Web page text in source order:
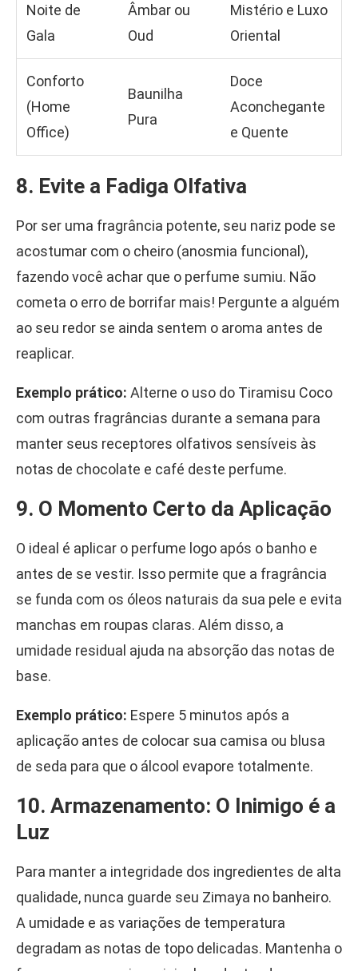
Noite de
Gala
Âmbar ou
Oud
Mistério e Luxo
Oriental
Conforto
(Home
Office)
Baunilha
Pura
Doce
Aconchegante
e Quente
8. Evite a Fadiga Olfativa
Por ser uma fragrância potente, seu nariz pode se
acostumar com o cheiro (anosmia funcional),
fazendo você achar que o perfume sumiu. Não
cometa o erro de borrifar mais! Pergunte a alguém
ao seu redor se ainda sentem o aroma antes de
reaplicar.
Exemplo prático: Alterne o uso do Tiramisu Coco
com outras fragrâncias durante a semana para
manter seus receptores olfativos sensíveis às
notas de chocolate e café deste perfume.
9. O Momento Certo da Aplicação
O ideal é aplicar o perfume logo após o banho e
antes de se vestir. Isso permite que a fragrância
se funda com os óleos naturais da sua pele e evita
manchas em roupas claras. Além disso, a
umidade residual ajuda na absorção das notas de
base.
Exemplo prático: Espere 5 minutos após a
aplicação antes de colocar sua camisa ou blusa
de seda para que o álcool evapore totalmente.
10. Armazenamento: O Inimigo é a
Luz
Para manter a integridade dos ingredientes de alta
qualidade, nunca guarde seu Zimaya no banheiro.
A umidade e as variações de temperatura
degradam as notas de topo delicadas. Mantenha o